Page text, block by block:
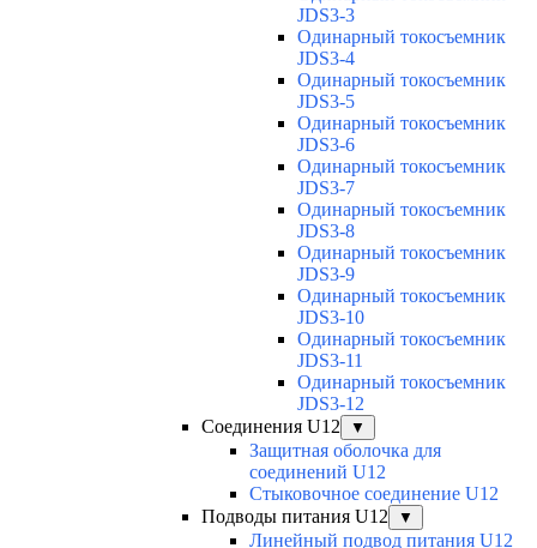
JDS3-3
Одинарный токосъемник
JDS3-4
Одинарный токосъемник
JDS3-5
Одинарный токосъемник
JDS3-6
Одинарный токосъемник
JDS3-7
Одинарный токосъемник
JDS3-8
Одинарный токосъемник
JDS3-9
Одинарный токосъемник
JDS3-10
Одинарный токосъемник
JDS3-11
Одинарный токосъемник
JDS3-12
Соединения U12
▼
Защитная оболочка для
соединений U12
Стыковочное соединение U12
Подводы питания U12
▼
Линейный подвод питания U12